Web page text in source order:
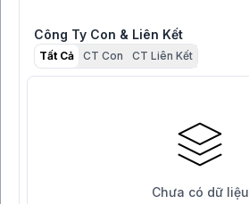
Công Ty Con & Liên Kết
Tất Cả CT Con CT Liên Kết
Chưa có dữ liệu